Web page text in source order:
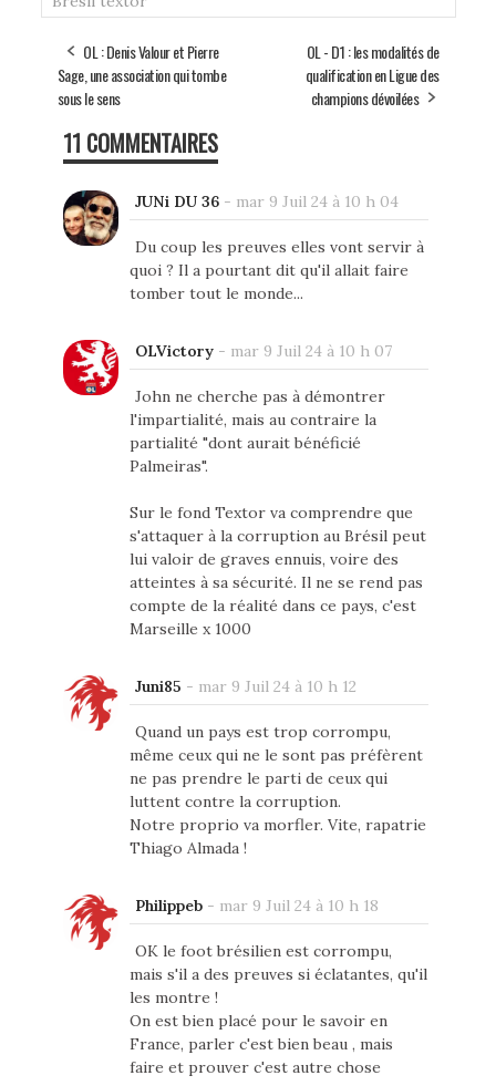
OL : Denis Valour et Pierre
Sage, une association qui tombe
sous le sens
OL - D1 : les modalités de
qualification en Ligue des
champions dévoilées
11 COMMENTAIRES
JUNi DU 36- mar 9 Juil 24 à 10 h 04
Du coup les preuves elles vont servir à
quoi ? Il a pourtant dit qu'il allait faire
tomber tout le monde...
OLVictory- mar 9 Juil 24 à 10 h 07
John ne cherche pas à démontrer
l'impartialité, mais au contraire la
partialité "dont aurait bénéficié
Palmeiras".
Sur le fond Textor va comprendre que
s'attaquer à la corruption au Brésil peut
lui valoir de graves ennuis, voire des
atteintes à sa sécurité. Il ne se rend pas
compte de la réalité dans ce pays, c'est
Marseille x 1000
Juni85 - mar 9 Juil 24 à 10 h 12
Quand un pays est trop corrompu,
même ceux qui ne le sont pas préfèrent
ne pas prendre le parti de ceux qui
luttent contre la corruption.
Notre proprio va morfler. Vite, rapatrie
Thiago Almada !
Philippeb- mar 9 Juil 24 à 10 h 18
OK le foot brésilien est corrompu,
mais s'il a des preuves si éclatantes, qu'il
les montre !
On est bien placé pour le savoir en
France, parler c'est bien beau , mais
faire et prouver c'est autre chose